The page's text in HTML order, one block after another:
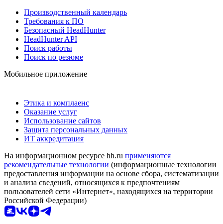
Производственный календарь
Требования к ПО
Безопасный HeadHunter
HeadHunter API
Поиск работы
Поиск по резюме
Мобильное приложение
Этика и комплаенс
Оказание услуг
Использование сайтов
Защита персональных данных
ИТ аккредитация
На информационном ресурсе hh.ru применяются
рекомендательные технологии (информационные технологии
предоставления информации на основе сбора, систематизации
и анализа сведений, относящихся к предпочтениям
пользователей сети «Интернет», находящихся на территории
Российской Федерации)